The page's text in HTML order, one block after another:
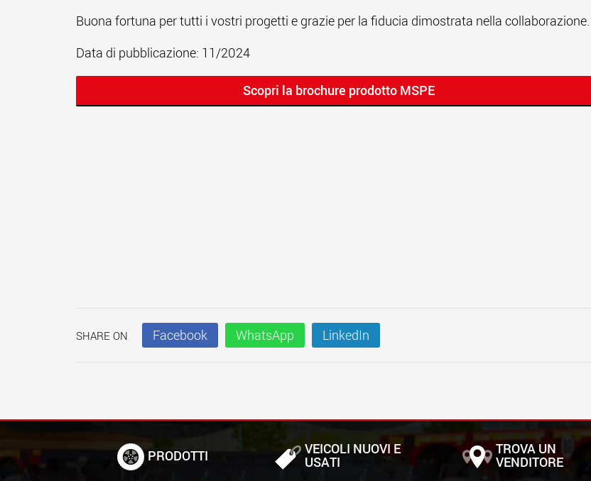
Buona fortuna per tutti i vostri progetti e grazie per la fiducia dimostrata nella collaborazione.
Data di pubblicazione: 11/2024
Scopri la brochure prodotto MSPE
SHARE ON Facebook WhatsApp LinkedIn
PRODOTTI VEICOLI NUOVI E
USATI
TROVA UN
VENDITORE